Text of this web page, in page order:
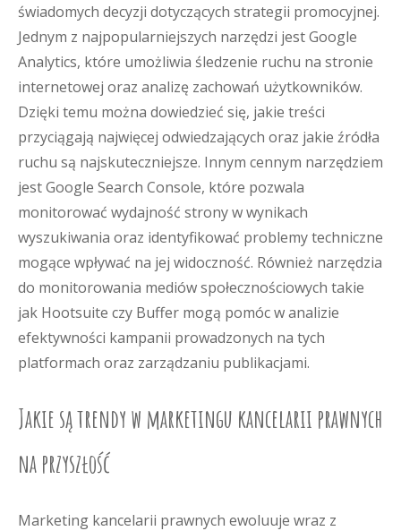
świadomych decyzji dotyczących strategii promocyjnej.
Jednym z najpopularniejszych narzędzi jest Google
Analytics, które umożliwia śledzenie ruchu na stronie
internetowej oraz analizę zachowań użytkowników.
Dzięki temu można dowiedzieć się, jakie treści
przyciągają najwięcej odwiedzających oraz jakie źródła
ruchu są najskuteczniejsze. Innym cennym narzędziem
jest Google Search Console, które pozwala
monitorować wydajność strony w wynikach
wyszukiwania oraz identyfikować problemy techniczne
mogące wpływać na jej widoczność. Również narzędzia
do monitorowania mediów społecznościowych takie
jak Hootsuite czy Buffer mogą pomóc w analizie
efektywności kampanii prowadzonych na tych
platformach oraz zarządzaniu publikacjami.
Jakie są trendy w marketingu kancelarii prawnych
na przyszłość
Marketing kancelarii prawnych ewoluuje wraz z